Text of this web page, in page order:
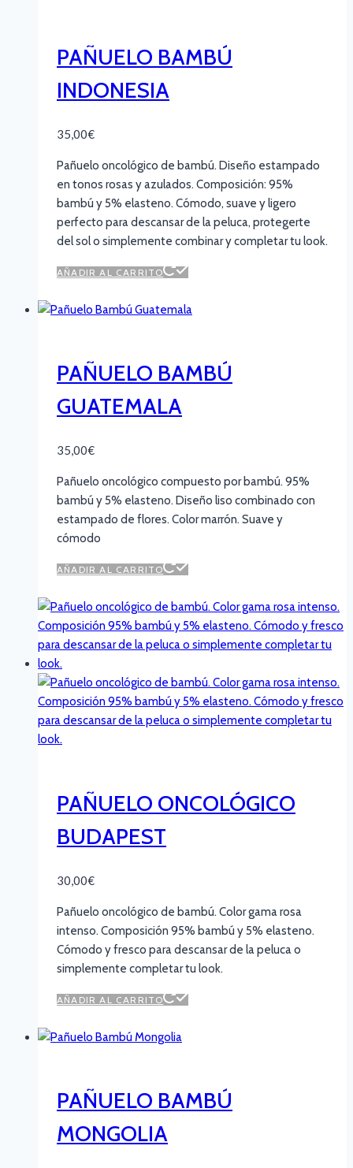
PAÑUELO BAMBÚ
INDONESIA
35,00€
Pañuelo oncológico de bambú. Diseño estampado
en tonos rosas y azulados. Composición: 95%
bambú y 5% elasteno. Cómodo, suave y ligero
perfecto para descansar de la peluca, protegerte
del sol o simplemente combinar y completar tu look.
AÑADIR AL CARRITO
PAÑUELO BAMBÚ
GUATEMALA
35,00€
Pañuelo oncológico compuesto por bambú. 95%
bambú y 5% elasteno. Diseño liso combinado con
estampado de flores. Color marrón. Suave y
cómodo
AÑADIR AL CARRITO
PAÑUELO ONCOLÓGICO
BUDAPEST
30,00€
Pañuelo oncológico de bambú. Color gama rosa
intenso. Composición 95% bambú y 5% elasteno.
Cómodo y fresco para descansar de la peluca o
simplemente completar tu look.
AÑADIR AL CARRITO
PAÑUELO BAMBÚ
MONGOLIA